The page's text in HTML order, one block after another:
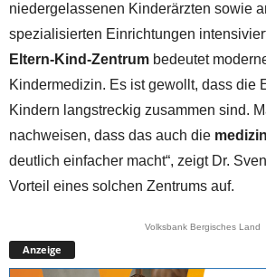
niedergelassenen Kinderärzten sowie
spezialisierten Einrichtungen
Eltern-Kind-Zentrum bedeutet
Kindermedizin. Es ist gewollt, dass die
Kindern langstreckig zusammen sind.
nachweisen, dass das auch die
deutlich einfacher macht“, zeigt Dr.
Vorteil eines solchen Zentrums auf.
Volksbank Bergisches Land
Anzeige